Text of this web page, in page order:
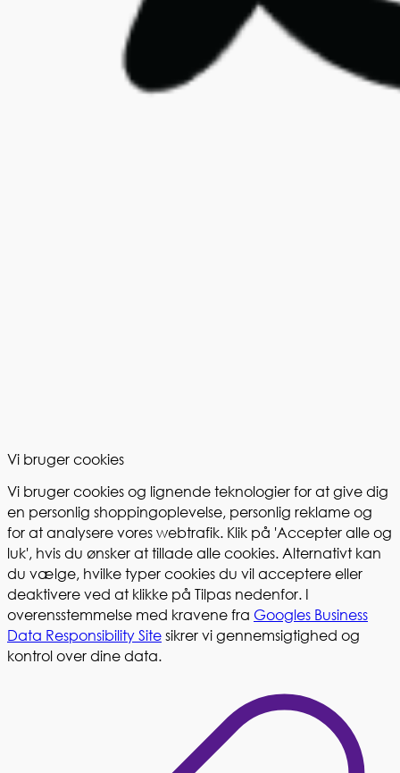
Vi bruger cookies
Vi bruger cookies og lignende teknologier for at give dig
en personlig shoppingoplevelse, personlig reklame og
for at analysere vores webtrafik. Klik på 'Accepter alle og
luk', hvis du ønsker at tillade alle cookies. Alternativt kan
du vælge, hvilke typer cookies du vil acceptere eller
deaktivere ved at klikke på Tilpas nedenfor. I
overensstemmelse med kravene fra Googles Business
Data Responsibility Sitesikrer vi gennemsigtighed og
kontrol over dine data.